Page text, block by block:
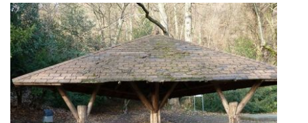
Navigation
springen
(Accesskey
'3')Zur
Suche
springen
(Accesskey
'2')